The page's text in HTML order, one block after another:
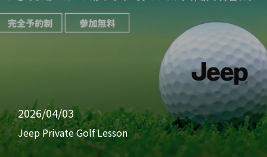
2026/04/03
Jeep Private Golf Lesson